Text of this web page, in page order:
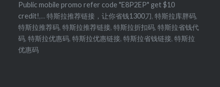
Public mobile promo refer code "E8P2EP" get $10
credit!,...特斯拉推荐链接，让你省钱1300刀,特斯拉库胖码,
特斯拉推荐码,特斯拉推荐链接,特斯拉折扣码,特斯拉省钱代
码,特斯拉优惠码,特斯拉优惠链接, 特斯拉省钱链接,特斯拉
优惠码